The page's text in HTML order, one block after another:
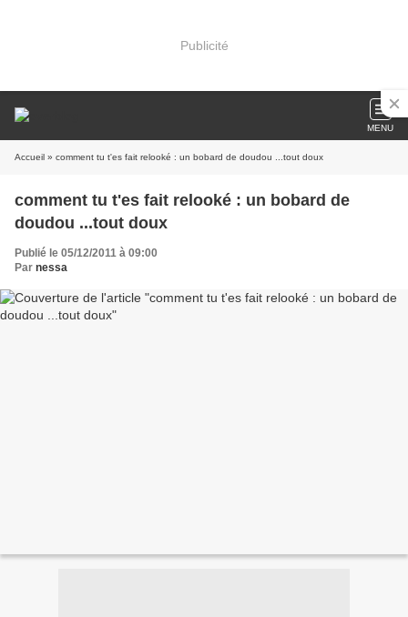
Publicité
MENU
Accueil » comment tu t'es fait relooké : un bobard de doudou ...tout doux
comment tu t'es fait relooké : un bobard de
doudou ...tout doux
Publié le 05/12/2011 à 09:00
Par nessa